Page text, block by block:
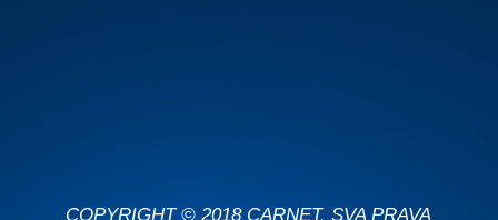
COPYRIGHT © 2018 CARNET. SVA PRAVA